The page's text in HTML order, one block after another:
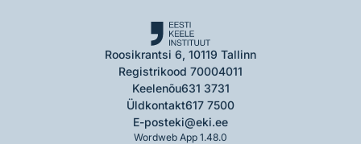
Roosikrantsi 6, 10119 Tallinn
Registrikood 70004011
Keelenõu631 3731
Üldkontakt617 7500
E-posteki@eki.ee
Wordweb App 1.48.0